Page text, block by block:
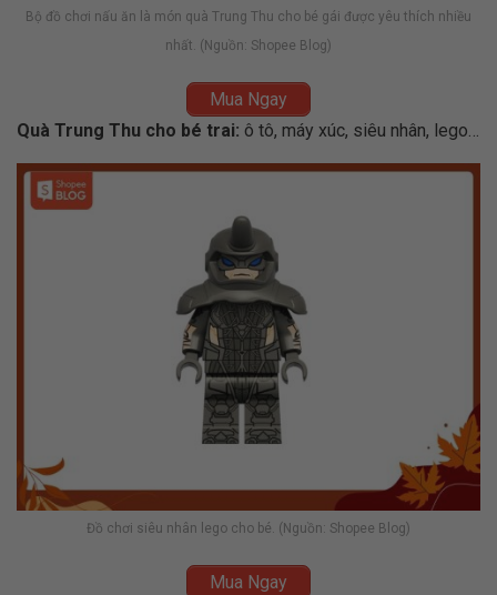
Bộ đồ chơi nấu ăn là món quà Trung Thu cho bé gái được yêu thích nhiều
nhất. (Nguồn: Shopee Blog)
Mua Ngay
Quà Trung Thu cho bé trai: ô tô, máy xúc, siêu nhân, lego…
Đồ chơi siêu nhân lego cho bé. (Nguồn: Shopee Blog)
Mua Ngay